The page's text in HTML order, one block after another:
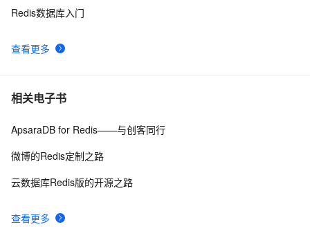
查看更多
Redis数据库入门
相关电子书
查看更多
ApsaraDB for Redis——与创客同行
微博的Redis定制之路
云数据库Redis版的开源之路